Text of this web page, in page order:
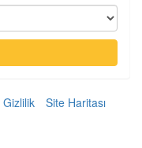
Gizlilik Site Haritası